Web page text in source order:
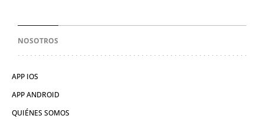
NOSOTROS
APP IOS
APP ANDROID
QUIÉNES SOMOS